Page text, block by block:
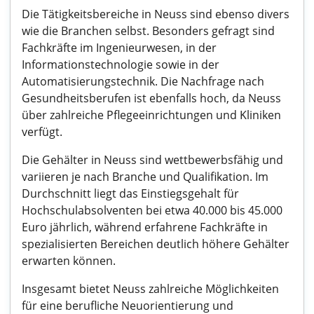
Die Tätigkeitsbereiche in Neuss sind ebenso divers
wie die Branchen selbst. Besonders gefragt sind
Fachkräfte im Ingenieurwesen, in der
Informationstechnologie sowie in der
Automatisierungstechnik. Die Nachfrage nach
Gesundheitsberufen ist ebenfalls hoch, da Neuss
über zahlreiche Pflegeeinrichtungen und Kliniken
verfügt.
Die Gehälter in Neuss sind wettbewerbsfähig und
variieren je nach Branche und Qualifikation. Im
Durchschnitt liegt das Einstiegsgehalt für
Hochschulabsolventen bei etwa 40.000 bis 45.000
Euro jährlich, während erfahrene Fachkräfte in
spezialisierten Bereichen deutlich höhere Gehälter
erwarten können.
Insgesamt bietet Neuss zahlreiche Möglichkeiten
für eine berufliche Neuorientierung und